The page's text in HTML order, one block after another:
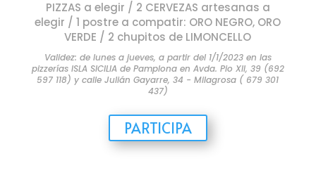
PIZZAS a elegir / 2 CERVEZAS artesanas a
elegir / 1 postre a compatir: ORO NEGRO, ORO
VERDE / 2 chupitos de LIMONCELLO
Validez: de lunes a jueves, a partir del 1/1/2023 en las
pizzerías ISLA SICILIA de Pamplona en Avda. Pio XII, 39 (692
597 118) y calle Julián Gayarre, 34 - Milagrosa ( 679 301
437)
PARTICIPA